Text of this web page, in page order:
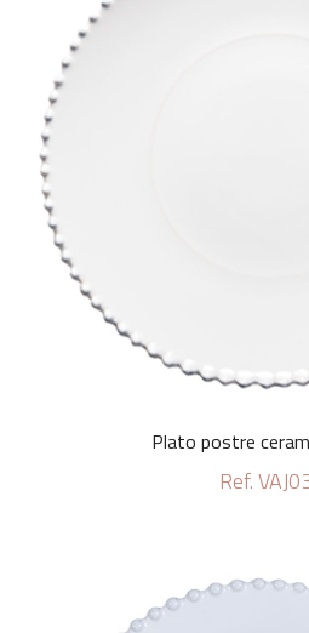
Plato postre
Ref.